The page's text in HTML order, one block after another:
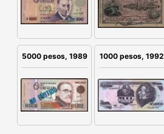
5000 pesos, 1989 1000 pesos, 1992